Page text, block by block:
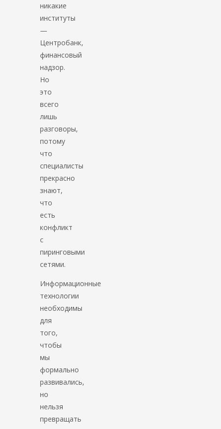
никакие
институты
—
Центробанк,
финансовый
надзор.
Но
это
всего
лишь
разговоры,
потому
что
специалисты
прекрасно
знают,
что
есть
конфликт
с
пиринговыми
сетями.
Информационные
технологии
необходимы
для
того,
чтобы
мы
формально
развивались,
но
нельзя
превращать